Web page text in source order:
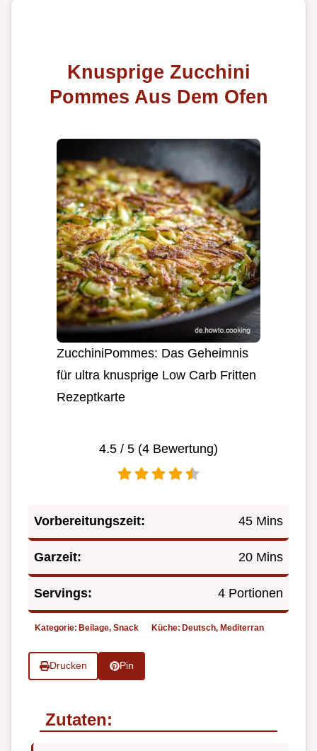
Knusprige Zucchini
Pommes Aus Dem Ofen
ZucchiniPommes: Das Geheimnis
für ultra knusprige Low Carb Fritten
Rezeptkarte
4.5 / 5 (4 Bewertung)
Vorbereitungszeit: 45 Mins
Garzeit: 20 Mins
Servings: 4 Portionen
Kategorie: Beilage, Snack Küche: Deutsch, Mediterran
Drucken Pin
Zutaten: